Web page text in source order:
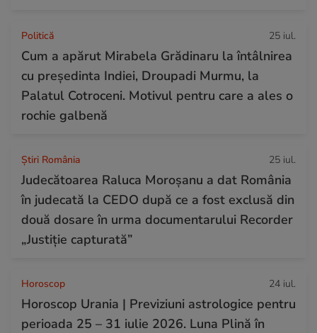
Politică 25 iul.
Cum a apărut Mirabela Grădinaru la întâlnirea
cu președinta Indiei, Droupadi Murmu, la
Palatul Cotroceni. Motivul pentru care a ales o
rochie galbenă
Știri România 25 iul.
Judecătoarea Raluca Moroșanu a dat România
în judecată la CEDO după ce a fost exclusă din
două dosare în urma documentarului Recorder
„Justiție capturată”
Horoscop 24 iul.
Horoscop Urania | Previziuni astrologice pentru
perioada 25 – 31 iulie 2026. Luna Plină în